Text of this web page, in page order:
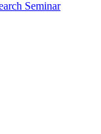
Seminar